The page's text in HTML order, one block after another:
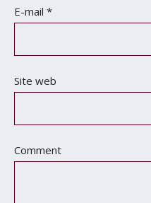
E-mail *
Site web
Comment